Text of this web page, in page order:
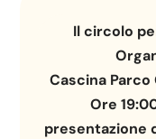
Il circolo
Cascina Parco
Ore
presentazione